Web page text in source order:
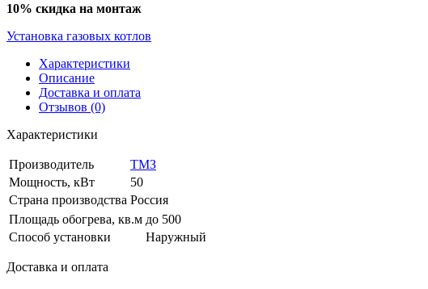
10% скидка на монтаж
Установка газовых котлов
Характеристики
Описание
Доставка и оплата
Отзывов (0)
Характеристики
Производитель
ТМЗ
Мощность, кВт
50
Страна производства Россия
Площадь обогрева, кв.м до 500
Способ установки
Наружный
Доставка и оплата